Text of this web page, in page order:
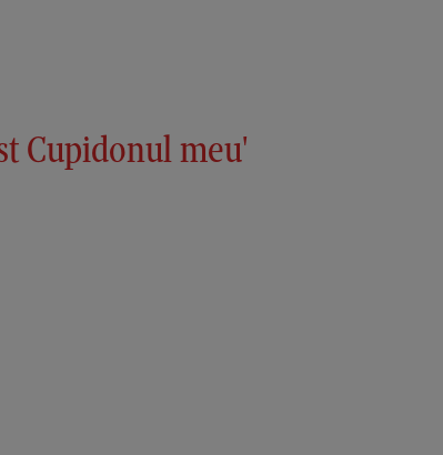
Cupidonul meu'